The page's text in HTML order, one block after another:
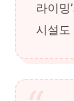
라이밍
시설도